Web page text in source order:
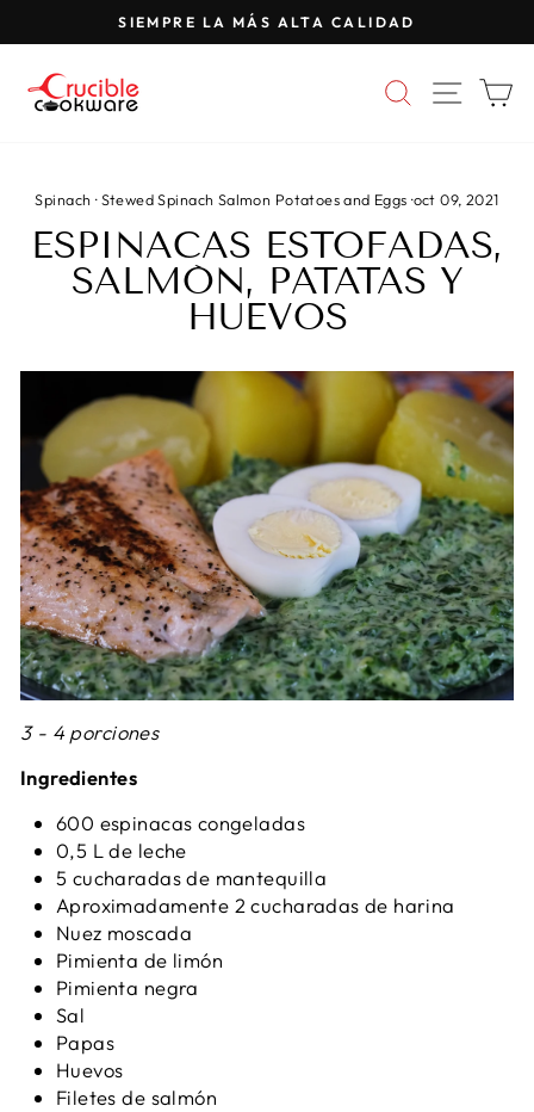
al
contenido
Pausar
SIEMPRE LA MÁS ALTA CALIDAD
BUSCAR
Spinach ·Stewed Spinach Salmon Potatoes and Eggs ·oct 09, 2021
ESPINACAS ESTOFADAS,
SALMÓN, PATATAS Y
HUEVOS
3 - 4 porciones
Ingredientes
600 espinacas congeladas
0,5 L de leche
5 cucharadas de mantequilla
Aproximadamente 2 cucharadas de harina
Nuez moscada
Pimienta de limón
Pimienta negra
Sal
Papas
Huevos
Filetes de salmón